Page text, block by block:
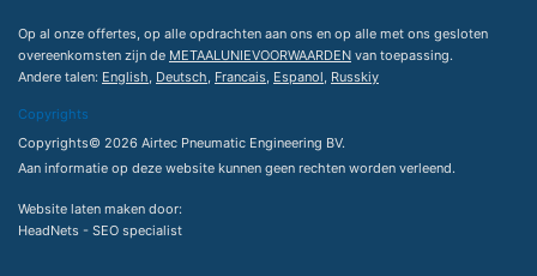
Op al onze offertes, op alle opdrachten aan ons en op alle met ons gesloten
overeenkomsten zijn de METAALUNIEVOORWAARDEN van toepassing.
Andere talen: English, Deutsch, Francais, Espanol, Russkiy
Copyrights
Copyrights© 2026 Airtec Pneumatic Engineering BV.
Aan informatie op deze website kunnen geen rechten worden verleend.
Website laten maken door:
HeadNets - SEO specialist